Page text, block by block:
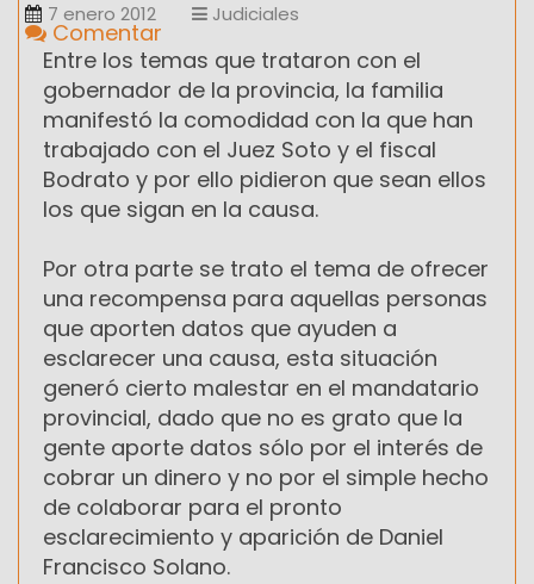
7 enero 2012 Judiciales
Comentar
Entre los temas que trataron con el
gobernador de la provincia, la familia
manifestó la comodidad con la que han
trabajado con el Juez Soto y el fiscal
Bodrato y por ello pidieron que sean ellos
los que sigan en la causa.
Por otra parte se trato el tema de ofrecer
una recompensa para aquellas personas
que aporten datos que ayuden a
esclarecer una causa, esta situación
generó cierto malestar en el mandatario
provincial, dado que no es grato que la
gente aporte datos sólo por el interés de
cobrar un dinero y no por el simple hecho
de colaborar para el pronto
esclarecimiento y aparición de Daniel
Francisco Solano.